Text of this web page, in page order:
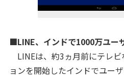
■LINE、インドで1000万ユー
LINEは、約3ヵ月前にテレ
ョンを開始したインドでユー